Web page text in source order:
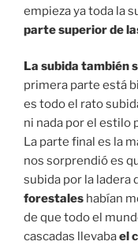
empieza ya toda la
parte superior de
La subida también
primera parte está
es todo el rato
ni nada por el estilo
La parte final es la
nos sorprendió es
subida por la ladera
forestales habían
de que todo el
cascadas llevabael